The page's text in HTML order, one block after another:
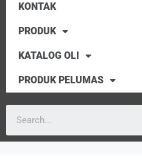
KONTAK
PRODUK
KATALOG OLI
PRODUK PELUMAS